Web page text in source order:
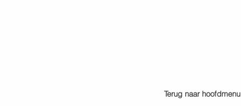
Terug naar hoofdmenu